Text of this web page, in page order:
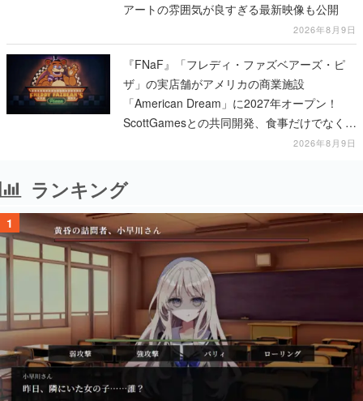
アートの雰囲気が良すぎる最新映像も公開
2026年8月9日
『FNaF』「フレディ・ファズベアーズ・ピ
ザ」の実店舗がアメリカの商業施設
「American Dream」に2027年オープン！
ScottGamesとの共同開発、食事だけでなくス
テージショーや没入型のホラー体験も楽しめ
2026年8月9日
ランキング
1